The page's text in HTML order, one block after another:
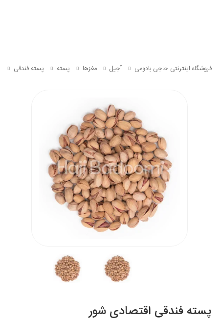
فروشگاه اینترنتی حاجی بادومی آجیل مغزها پسته پسته فندقی
پسته فندقی اقتصادی شور